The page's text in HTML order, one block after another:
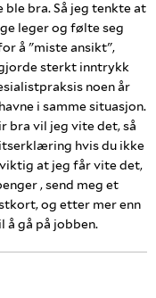
bra. Så jeg tenkte at
leger og følte seg
å "miste ansikt",
sterkt inntrykk
noen år
i samme situasjon.
bra vil jeg vite det, så
hvis du ikke
at jeg får vite det,
, send meg et
og etter mer enn
å gå på jobben.